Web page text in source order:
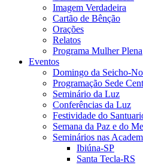
Imagem Verdadeira
Cartão de Bênção
Orações
Relatos
Programa Mulher Plena
Eventos
Domingo da Seicho-
Programação Sede
Seminário da Luz
Conferências da Luz
Festividade do
Semana da Paz e do
Seminários nas
Ibiúna-SP
Santa Tecla-RS